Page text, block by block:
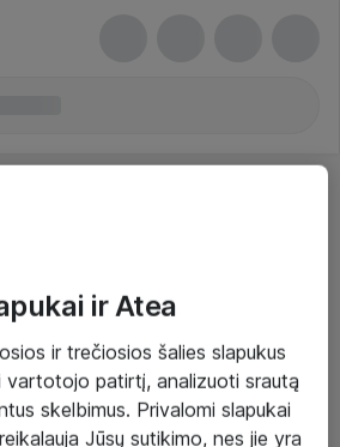
ir Atea
ir trečiosios šalies slapukus
vartotojo patirtį, analizuoti srautą
skelbimus. Privalomi slapukai
Jūsų sutikimo, nes jie yra